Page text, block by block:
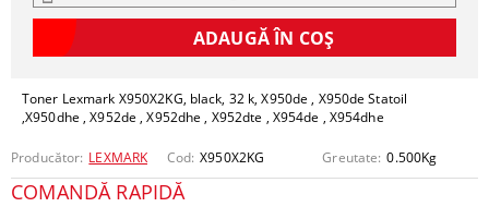
Toner Lexmark X950X2KG, black, 32 k, X950de , X950de Statoil
,X950dhe , X952de , X952dhe , X952dte , X954de , X954dhe
Producător: LEXMARK Cod: X950X2KG Greutate: 0.500Kg
COMANDĂ RAPIDĂ